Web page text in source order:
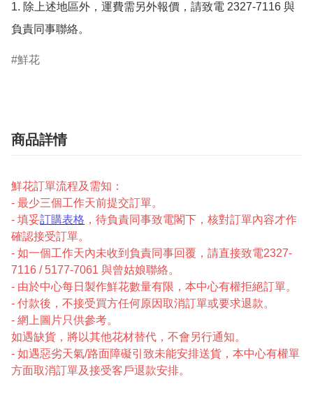
1. 除上述地區外，運費需另外報價，請致電 2327-7116 與
負責同事聯絡。
鮮花
商品詳情
鮮花訂單流程及需知：
- 最少三個工作天前提交訂單。
- 填妥訂購表格 ，待負責同事致電閣下，核對訂單內容才作
確認接受訂單。
- 如一個工作天內未收到負責同事回覆，請直接致電2327-
7116 / 5177-7061 與曾姑娘聯絡。
- 由於中心每日製作鮮花數量有限，本中心有權拒絕訂單。
- 付款後，不接受買方任何原因取消訂單或要求退款。
- 網上圖片只供參考。
如遇缺貨，將以其他花材替代，不會另行通知。
- 如遇惡劣天氣/路面障礙引致未能安排送貨，本中心有權單
方面取消訂單及接受客戶退款安排。